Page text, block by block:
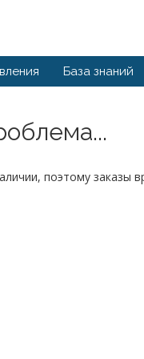
База знаний
поэтому